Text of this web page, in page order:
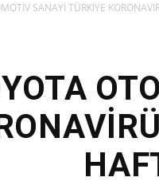
SANAYİ TÜRKİYE